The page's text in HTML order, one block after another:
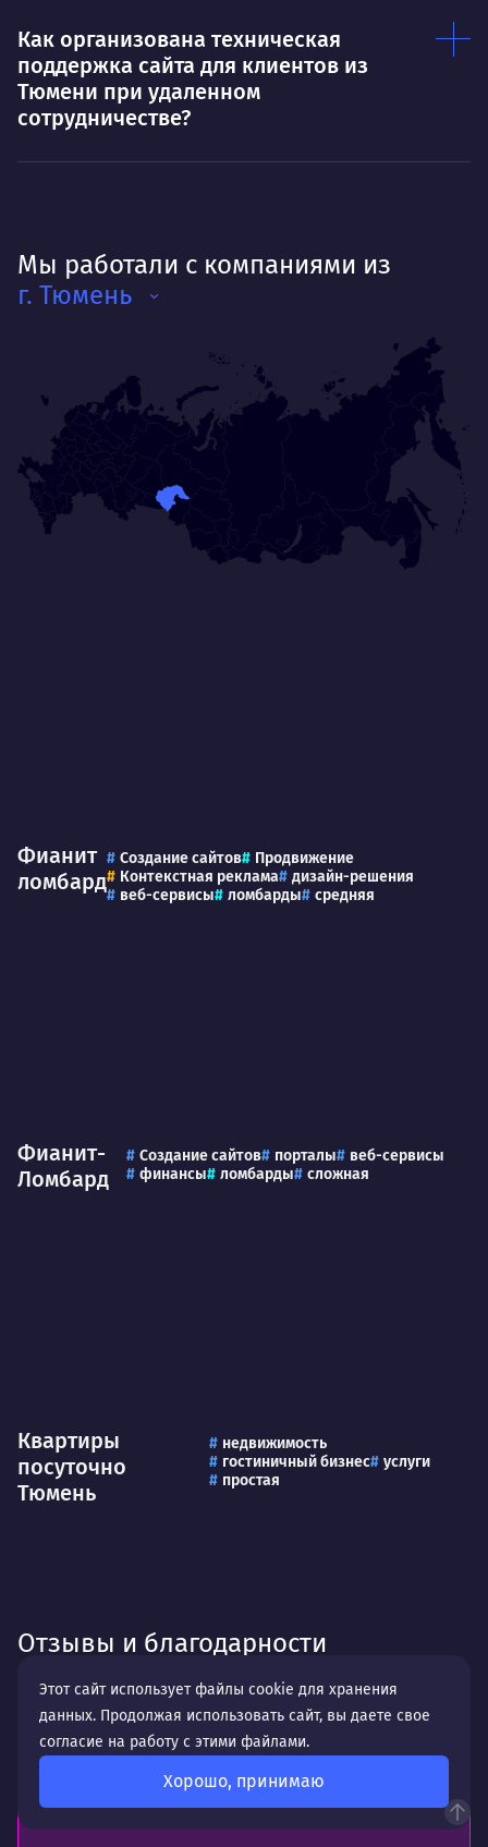
Как организована техническая
поддержка сайта для клиентов из
Тюмени при удаленном
сотрудничестве?
Мы работали с компаниями из
г. Тюмень
Фианит
ломбард
Создание сайтов
Продвижение
Контекстная реклама
дизайн-решения
веб-сервисы
ломбарды средняя
Фианит-
Ломбард
Создание сайтов порталы
веб-сервисы
финансы
ломбарды сложная
Квартиры
посуточно
Тюмень
недвижимость
гостиничный бизнес
услуги
простая
Отзывы и благодарности
Кристина Кислова
Отличная студия веб-дизайна. Делают хорошие
Этот сайт использует файлы cookie для хранения
данных. Продолжая использовать сайт, вы даете свое
согласие на работу с этими файлами.
Хорошо, принимаю